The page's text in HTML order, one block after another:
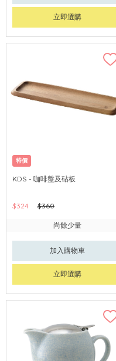
立即選購
特價
KDS - 咖啡盤及砧板
$324 $360
尚餘少量
加入購物車
立即選購